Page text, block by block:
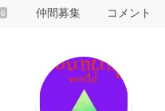
6 仲間募集 コメント